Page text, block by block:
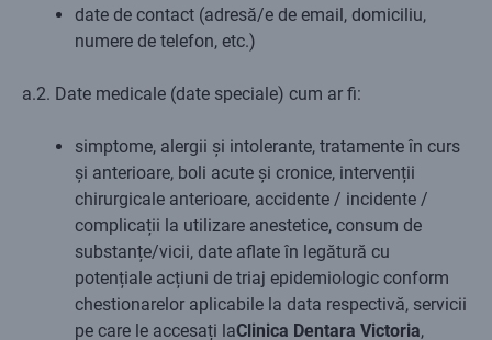
date de contact (adresă/e de email, domiciliu,
numere de telefon, etc.)
a.2. Date medicale (date speciale) cum ar fi:
simptome, alergii și intolerante, tratamente în curs
și anterioare, boli acute și cronice, intervenții
chirurgicale anterioare, accidente / incidente /
complicații la utilizare anestetice, consum de
substanțe/vicii, date aflate în legătură cu
potențiale acțiuni de triaj epidemiologic conform
chestionarelor aplicabile la data respectivă, servicii
pe care le accesați laClinica Dentara Victoria,